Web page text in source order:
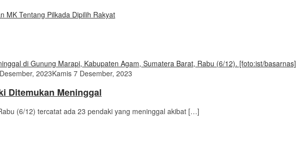
MK Tentang Pilkada Dipilih Rakyat
2023Kamis 7 Desember, 2023
Ditemukan Meninggal
(6/12) tercatat ada 23 pendaki yang meninggal akibat […]